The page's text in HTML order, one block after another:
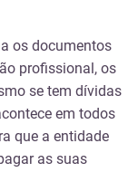
os documentos
profissional, os
se tem dívidas
em todos
que a entidade
as suas